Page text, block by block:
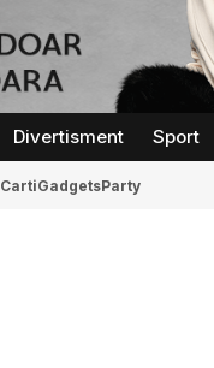
Divertisment Sport
CartiGadgetsParty